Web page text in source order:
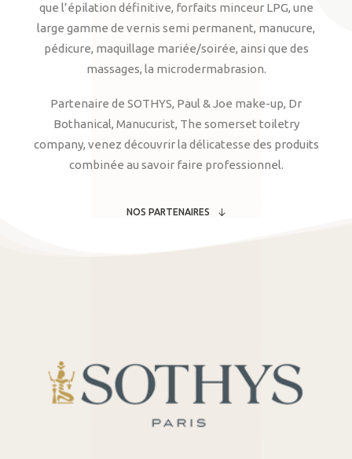
que l’épilation définitive, forfaits minceur LPG, une
large gamme de vernis semi permanent, manucure,
pédicure, maquillage mariée/soirée, ainsi que des
massages, la microdermabrasion.
Partenaire de SOTHYS, Paul & Joe make-up, Dr
Bothanical, Manucurist, The somerset toiletry
company, venez découvrir la délicatesse des produits
combinée au savoir faire professionnel.
NOS PARTENAIRES